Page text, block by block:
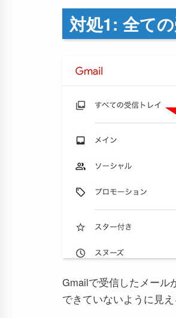
対処1: 全て
Gmailで受信したメール
できていないように見え